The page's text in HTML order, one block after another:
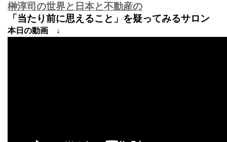
榊淳司の世界と日本と不動産の
「当たり前に思えること」を疑ってみるサロン
本日の動画 ↓